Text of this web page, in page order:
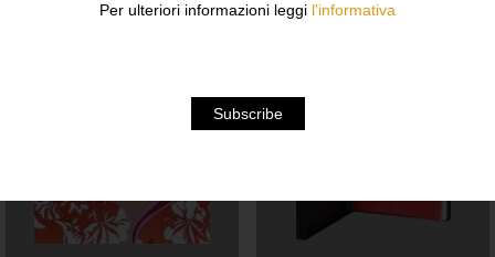
Per ulteriori informazioni leggi l'informativa